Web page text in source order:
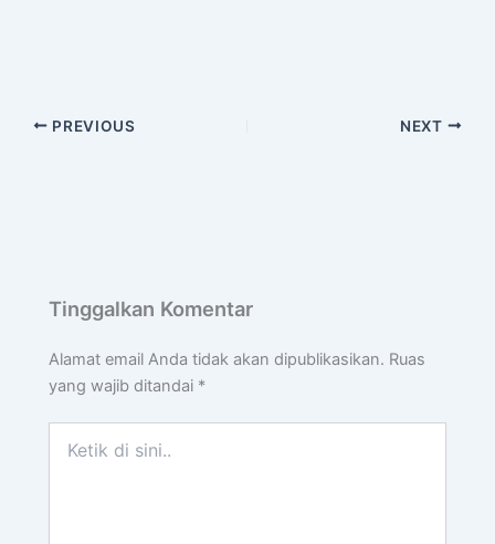
PREVIOUS NEXT
Tinggalkan Komentar
Alamat email Anda tidak akan dipublikasikan. Ruas
yang wajib ditandai *